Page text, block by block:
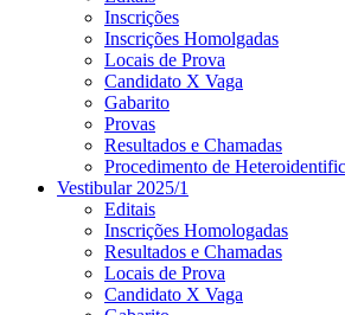
Inscrições
Inscrições Homolgadas
Locais de Prova
Candidato X Vaga
Gabarito
Provas
Resultados e Chamadas
Procedimento de
Vestibular 2025/1
Editais
Inscrições Homologadas
Resultados e Chamadas
Locais de Prova
Candidato X Vaga